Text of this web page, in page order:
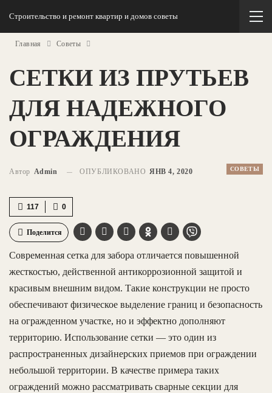
Строительство и ремонт квартир и домов советы
Главная Советы
СЕТКИ ИЗ ПРУТЬЕВ
ДЛЯ НАДЕЖНОГО
ОГРАЖДЕНИЯ
СОВЕТЫ
Автор Admin ОПУБЛИКОВАНО ЯНВ 4, 2020
0
117
Поделится
Современная сетка для забора отличается повышенной
жесткостью, действенной антикоррозионной защитой и
красивым внешним видом. Такие конструкции не просто
обеспечивают физическое выделение границ и безопасность
на огражденном участке, но и эффектно дополняют
территорию. Использование сетки — это один из
распространенных дизайнерских приемов при ограждении
небольшой территории. В качестве примера таких
ограждений можно рассматривать сварные секции для